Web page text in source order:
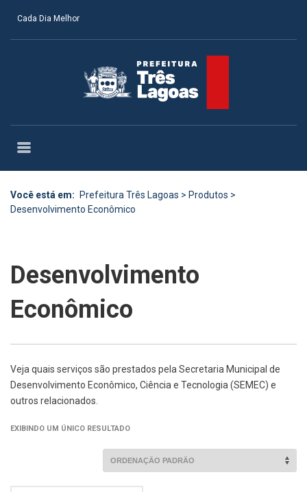
Cada Dia Melhor
Você está em: Prefeitura Três Lagoas > Produtos >
Desenvolvimento Econômico
Desenvolvimento
Econômico
Veja quais serviços são prestados pela Secretaria Municipal de
Desenvolvimento Econômico, Ciência e Tecnologia (SEMEC) e
outros relacionados.
EXIBINDO UM ÚNICO RESULTADO